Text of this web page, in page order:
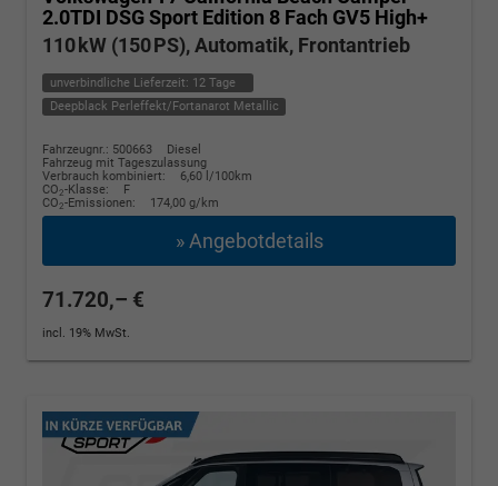
2.0TDI DSG Sport Edition 8 Fach GV5 High+
110 kW (150 PS), Automatik, Frontantrieb
unverbindliche Lieferzeit: 12 Tage
Deepblack Perleffekt/Fortanarot Metallic
Fahrzeugnr.: 500663
Diesel
Fahrzeug mit Tageszulassung
Verbrauch kombiniert:
6,60 l/100km
CO2-Klasse:
F
CO2-Emissionen: 174,00 g/km
» Angebotdetails
71.720,– €
incl. 19% MwSt.